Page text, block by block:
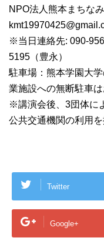
NPO法人熊本ま
※当日連絡先: 090-
5195（豊永）
駐車場：熊本学園大
業施設への無断駐車は
※講演会後、3団体に
公共交通機関の利用を
Twitter
Google+